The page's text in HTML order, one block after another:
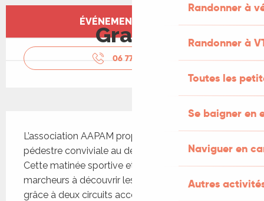
Randonner à
Randonner à
Toutes les
Se baigner en
Naviguer en
Autres
Ouverture et coordonnées
ÉVÉNEMENT TERMINÉ
Gratuit
06 77 33 38
L’association AAPAM propose une randonnée
pédestre conviviale au départ de Montredon.
Cette matinée sportive et solidaire invite les
marcheurs à découvrir les paysages environnants
grâce à deux circuits accessibles de 7 km ou 12